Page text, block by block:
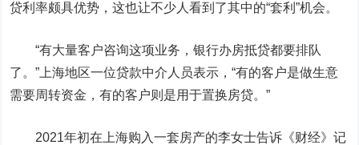
贷利率颇具优势，这也让不少人看到了其中的“套利”机会。
“有大量客户咨询这项业务，银行办房抵贷都要排队
了。”上海地区一位贷款中介人员表示，“有的客户是做生意
需要周转资金，有的客户则是用于置换房贷。”
2021年初在上海购入一套房产的李女士告诉《财经》记